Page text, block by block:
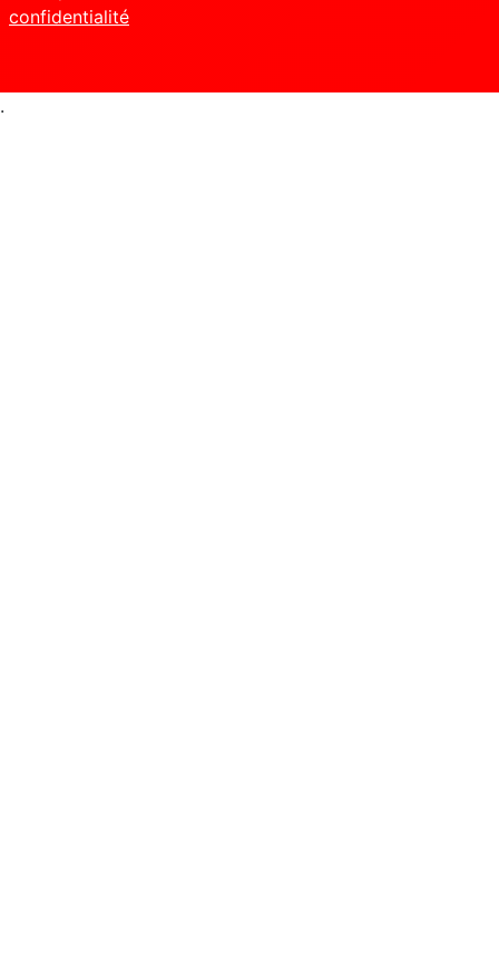
confidentialité
.